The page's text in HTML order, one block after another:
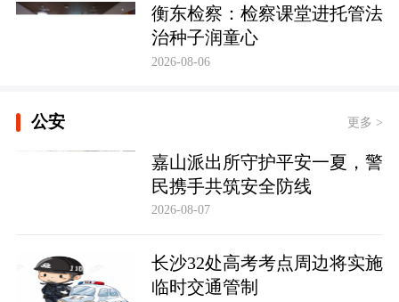
衡东检察：检察课堂进托管法
治种子润童心
2026-08-06
公安 更多 >
嘉山派出所守护平安一夏，警
民携手共筑安全防线
2026-08-07
长沙32处高考考点周边将实施
临时交通管制